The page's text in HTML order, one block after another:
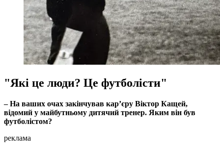
"Які це люди? Це футболісти"
– На ваших очах закінчував кар’єру Віктор Кащей,
відомий у майбутньому дитячий тренер. Яким він був
футболістом?
реклама